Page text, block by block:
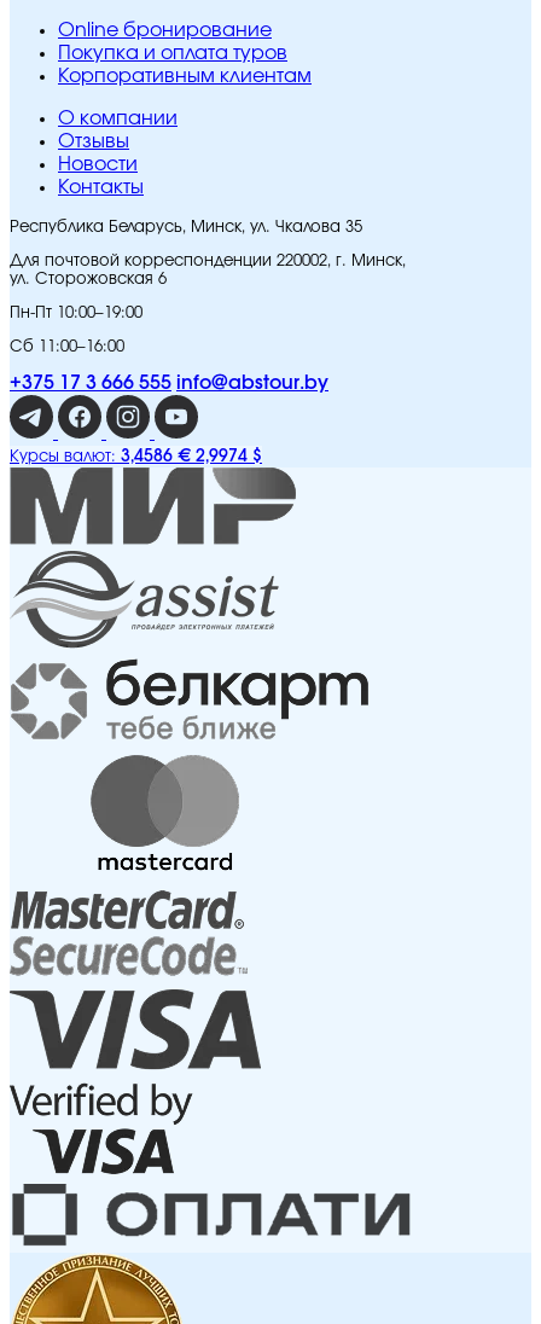
Online бронирование
Покупка и оплата туров
Корпоративным клиентам
O компании
Отзывы
Новости
Контакты
Республика Беларусь, Минск, ул. Чкалова 35
Для почтовой корреспонденции 220002, г. Минск,
ул. Сторожовская 6
Пн-Пт 10:00–19:00
Сб 11:00–16:00
+375 17 3 666 555 info@abstour.by
Курсы валют: 3,4586 € 2,9974 $